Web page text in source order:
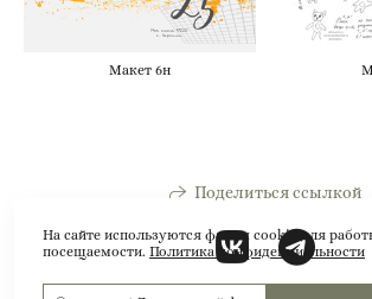
Макет 6н
Поделиться ссылкой
На сайте используются файлы cookie для
посещаемости. Политика конфиденциальности